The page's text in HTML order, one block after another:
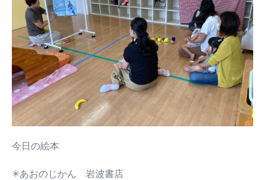
今日の絵本
✳︎あおのじかん 岩波書店